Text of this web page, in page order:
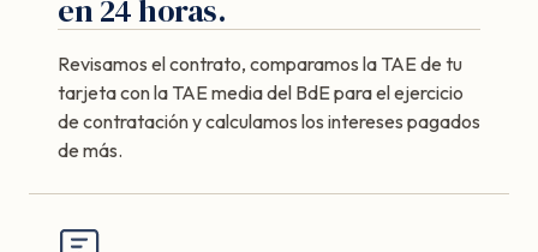
en 24 horas.
Revisamos el contrato, comparamos la TAE de tu
tarjeta con la TAE media del BdE para el ejercicio
de contratación y calculamos los intereses pagados
de más.